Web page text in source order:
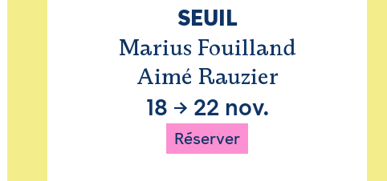
SEUIL
Marius Fouilland
Aimé Rauzier
18 → 22 nov.
Réserver